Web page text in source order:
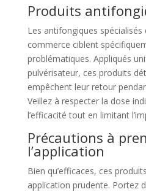
Produits
Les antifongiques spécialisés
commerce ciblent
problématiques. Appliqués
pulvérisateur, ces produits
empêchent leur retour
Veillez à respecter la dose
l’efficacité tout en limitant
Précautions à
l’application
Bien qu’efficaces, ces
application prudente. Portez